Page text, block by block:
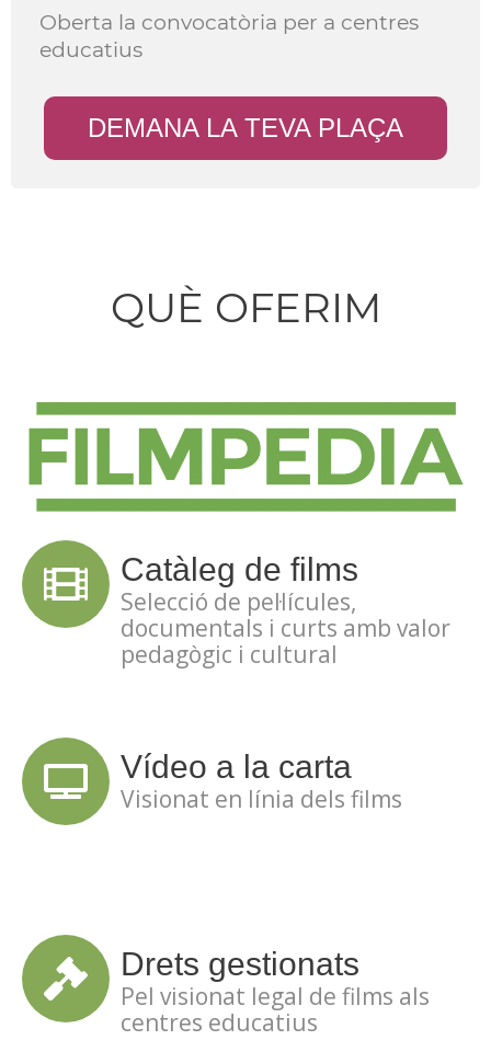
Oberta la convocatòria per a centres
educatius
DEMANA LA TEVA PLAÇA
QUÈ OFERIM
Catàleg de films
Selecció de pel·lícules,
documentals i curts amb valor
pedagògic i cultural
Vídeo a la carta
Visionat en línia dels films
Drets gestionats
Pel visionat legal de films als
centres educatius